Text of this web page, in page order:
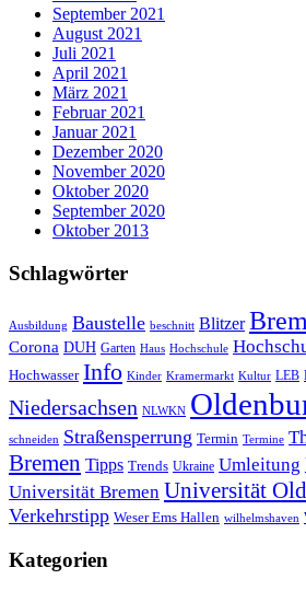
September 2021
August 2021
Juli 2021
April 2021
März 2021
Februar 2021
Januar 2021
Dezember 2020
November 2020
Oktober 2020
September 2020
Oktober 2013
Schlagwörter
Ausbildung Baustelle beschnitt Blitzer
Corona DUH Garten Haus Hochschule
Hochwasser Info Kinder Kramermarkt Kultur LEB
Niedersachsen NLWKN
schneiden Straßensperrung Termin Termine
Bremen Tipps Trends Ukraine Umleitung
Universität Bremen Universität
Verkehrstipp Weser Ems Hallen wilhelmshaven
Kategorien